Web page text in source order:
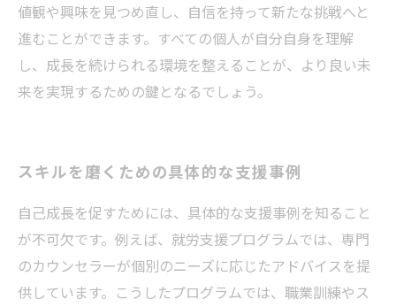
値観や興味を見つめ直し、自信を持って新たな挑戦へと
進むことができます。すべての個人が自分自身を理解
し、成長を続けられる環境を整えることが、より良い未
来を実現するための鍵となるでしょう。
スキルを磨くための具体的な支援事例
自己成長を促すためには、具体的な支援事例を知ること
が不可欠です。例えば、就労支援プログラムでは、専門
のカウンセラーが個別のニーズに応じたアドバイスを提
供しています。こうしたプログラムでは、職業訓練やス